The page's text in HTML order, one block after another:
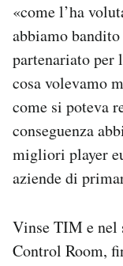
«come l’ha
abbiamo
partenariato per
cosa volevamo
come si poteva
conseguenza
migliori player
aziende di
Vinse TIM e nel
Control Room,